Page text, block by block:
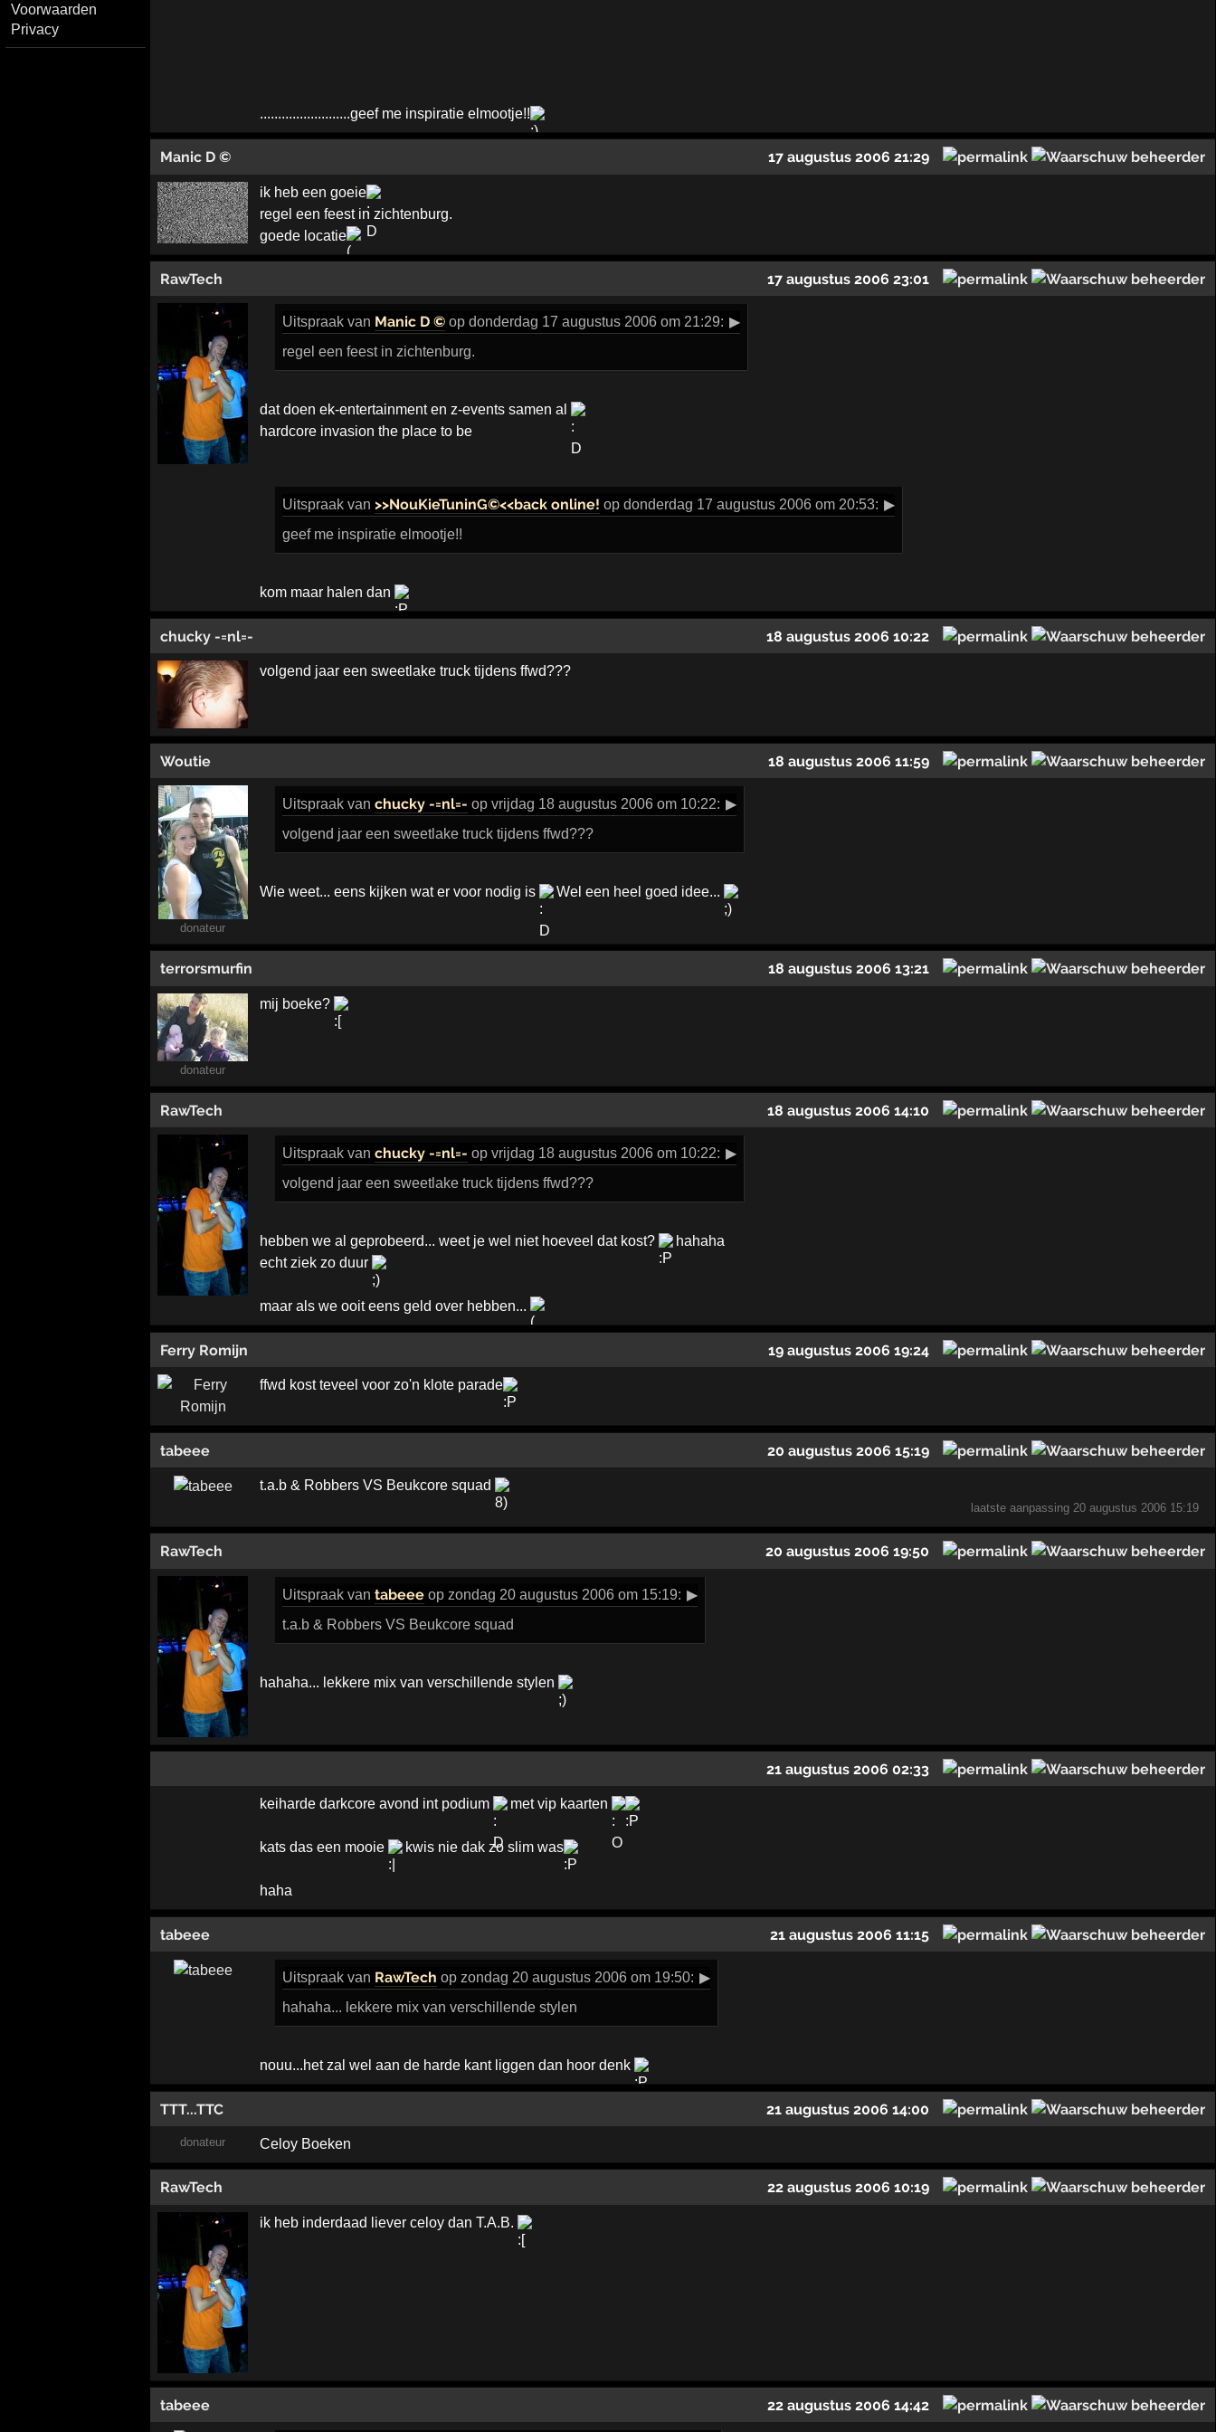
Voorwaarden
Privacy
.........................geef me inspiratie elmootje!!
Manic D © 17 augustus 2006 21:29
ik heb een goeie
regel een feest in zichtenburg.
goede locatie
RawTech 17 augustus 2006 23:01
Uitspraakvan Manic D ©op donderdag 17 augustus 2006 om 21:29: ▶
regel een feest in zichtenburg.
dat doen ek-entertainment en z-events samen al
hardcore invasion the place to be
Uitspraakvan >>NouKieTuninG©<<back online! op donderdag 17 augustus 2006 om 20:53: ▶
geef me inspiratie elmootje!!
kom maar halen dan
chucky -=nl=- 18 augustus 2006 10:22
volgend jaar een sweetlake truck tijdens ffwd???
Woutie 18 augustus 2006 11:59
donateur
Uitspraakvan chucky -=nl=- op vrijdag 18 augustus 2006 om 10:22: ▶
volgend jaar een sweetlake truck tijdens ffwd???
Wie weet... eens kijken wat er voor nodig is Wel een heel goed idee...
terrorsmurfin 18 augustus 2006 13:21
donateur
mij boeke?
RawTech 18 augustus 2006 14:10
Uitspraakvan chucky -=nl=- op vrijdag 18 augustus 2006 om 10:22: ▶
volgend jaar een sweetlake truck tijdens ffwd???
hebben we al geprobeerd... weet je wel niet hoeveel dat kost?
hahaha
echt ziek zo duur
maar als we ooit eens geld over hebben...
Ferry Romijn 19 augustus 2006 19:24
ffwd kost teveel voor zo'n klote parade
tabeee 20 augustus 2006 15:19
t.a.b & Robbers VS Beukcore squad
laatste aanpassing 20 augustus 2006 15:19
RawTech 20 augustus 2006 19:50
Uitspraakvan tabeeeop zondag 20 augustus 2006 om 15:19: ▶
t.a.b & Robbers VS Beukcore squad
hahaha... lekkere mix van verschillende stylen
21 augustus 2006 02:33
keiharde darkcore avond int podium met vip kaarten
kats das een mooie kwis nie dak zo slim was
haha
tabeee 21 augustus 2006 11:15
Uitspraakvan RawTech op zondag 20 augustus 2006 om 19:50: ▶
hahaha... lekkere mix van verschillende stylen
nouu...het zal wel aan de harde kant liggen dan hoor denk
TTT...TTC 21 augustus 2006 14:00
donateur Celoy Boeken
RawTech 22 augustus 2006 10:19
ik heb inderdaad liever celoy dan T.A.B.
tabeee 22 augustus 2006 14:42